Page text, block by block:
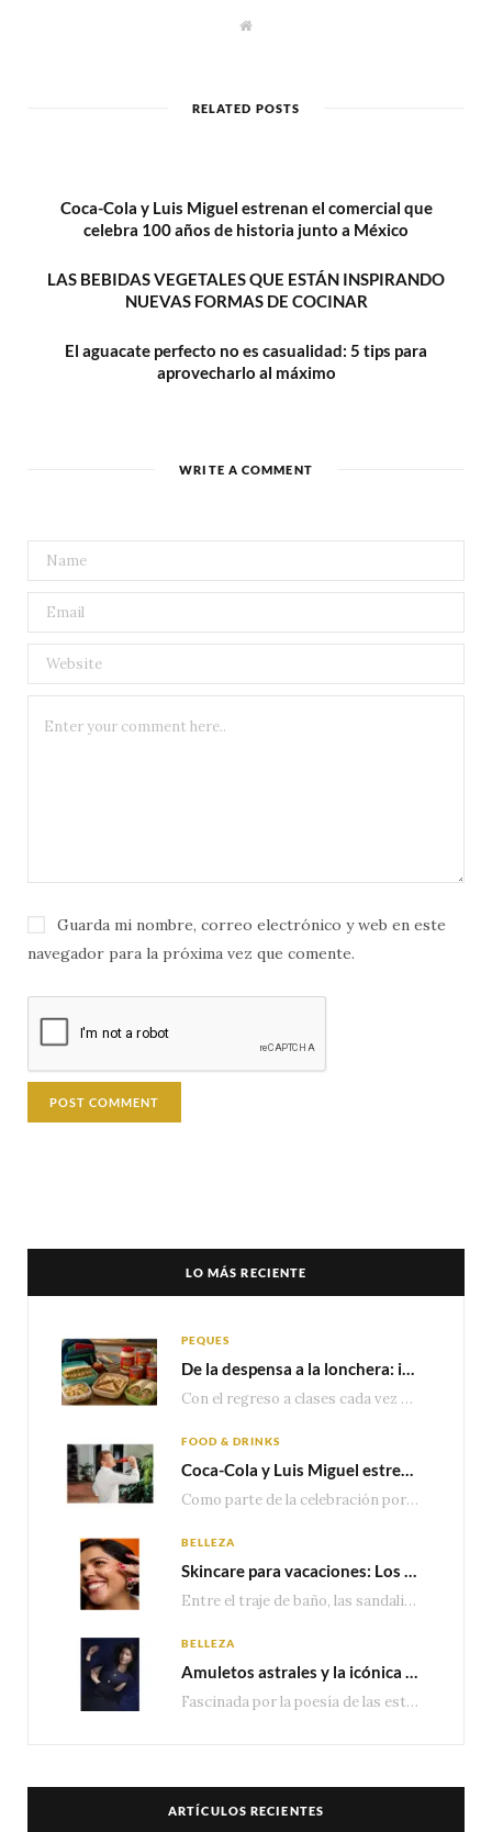
W
e
RELATED POSTS
Coca-Cola y Luis Miguel estrenan el comercial que
celebra 100 años de historia junto a México
LAS BEBIDAS VEGETALES QUE ESTÁN INSPIRANDO
NUEVAS FORMAS DE COCINAR
El aguacate perfecto no es casualidad: 5 tips para
aprovecharlo al máximo
WRITE A COMMENT
Guarda mi nombre, correo electrónico y web en este
navegador para la próxima vez que comente.
LO MÁS RECIENTE
PEQUES
De la despensa a la lonchera: ideas rápidas para el regreso a clases
Con el regreso a clases cada vez más cerca, las familias comienzan a reorganizar horarios,…
FOOD & DRINKS
Coca-Cola y Luis Miguel estrenan el comercial que celebra 100 años de historia junto a México
Como parte de la celebración por sus primeros 100 años enMéxico, Coca-Cola presenta hoy el…
BELLEZA
Skincare para vacaciones: Los do’s and dont’s para cuidar tu piel
Entre el traje de baño, las sandalias, los lentes de sol y los looks que…
BELLEZA
Amuletos astrales y la icónica colección Zodiaque de Van Cleef & Arpels
Fascinada por la poesía de las estrellas, la Maison Van Cleef & Arpels celebra la llegada de las…
ARTÍCULOS RECIENTES